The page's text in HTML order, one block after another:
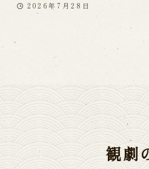
2026年7月28日
観劇